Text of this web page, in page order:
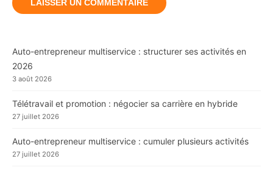
Auto-entrepreneur multiservice : structurer ses activités en
2026
3 août 2026
Télétravail et promotion : négocier sa carrière en hybride
27 juillet 2026
Auto-entrepreneur multiservice : cumuler plusieurs activités
27 juillet 2026